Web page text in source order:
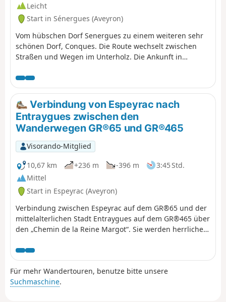
Leicht
Start in Sénergues (Aveyron)
Vom hübschen Dorf Senergues zu einem weiteren sehr
schönen Dorf, Conques. Die Route wechselt zwischen
Straßen und Wegen im Unterholz. Die Ankunft in
einigen Stellen recht steil ist. Die Aussichtspunkte sind
wunderschön. Der Weg ist durchgehend mit den Farben
Weiß und Rot des GR®65 markiert. Da diese Wanderung
nicht zum Ausgangspunkt zurückführt, muss ein
Fahrzeug in Conques zurückgelassen werden.
Verbindung von Espeyrac nach
Entraygues zwischen den
Wanderwegen GR®65 und GR®465
Visorando-Mitglied
10,67 km
+236 m -396 m
3:45 Std.
Mittel
Start in Espeyrac (Aveyron)
Verbindung zwischen Espeyrac auf dem GR®65 und der
mittelalterlichen Stadt Entraygues auf dem GR®465 über
den „Chemin de la Reine Margot“. Sie werden herrliche
die Monts du Cantal und das Plateau de l’Aubrac
genießen können. Hinweis: Für diese Verbindung
müssen Sie, sofern Sie nicht direkt in Entraygues
weiterwandern, hier ein Fahrzeug abstellen und ein
Für mehr Wandertouren, benutze bitte unsere
Suchmaschine.